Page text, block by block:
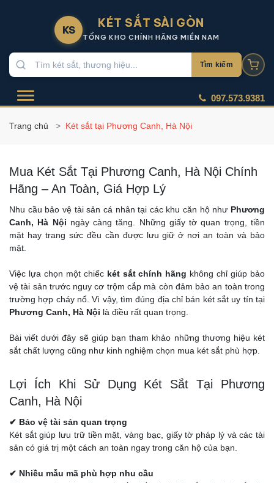
KS KÉT SẮT SÀI GÒN
TỔNG KHO CHÍNH HÃNG MIỀN NAM
Tìm kiếm
097.573.9381
Trang chủ Két sắt tại Phương Canh, Hà Nội
Mua Két Sắt Tại Phương Canh, Hà Nội Chính
Hãng – An Toàn, Giá Hợp Lý
Nhu cầu bảo vệ tài sản cá nhân tại các khu căn hộ như Phương
Canh, Hà Nội ngày càng tăng. Những giấy tờ quan trọng, tiền
mặt hay trang sức đều cần được lưu giữ ở nơi an toàn và bảo
mật.
Việc lựa chọn một chiếc két sắt chính hãng không chỉ giúp bảo
vệ tài sản trước nguy cơ trộm cắp mà còn đảm bảo an toàn trong
trường hợp cháy nổ. Vì vậy, tìm đúng địa chỉ bán két sắt uy tín tại
Phương Canh, Hà Nội là điều rất quan trọng.
Bài viết dưới đây sẽ giúp bạn tham khảo những thương hiệu két
sắt chất lượng cũng như kinh nghiệm chọn mua két sắt phù hợp.
Lợi Ích Khi Sử Dụng Két Sắt Tại Phương
Canh, Hà Nội
✔ Bảo vệ tài sản quan trọng
Két sắt giúp lưu trữ tiền mặt, vàng bạc, giấy tờ pháp lý và các tài
sản có giá trị một cách an toàn ngay trong căn hộ của bạn.
✔ Nhiều mẫu mã phù hợp nhu cầu